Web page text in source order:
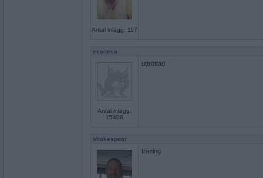
Antal inlägg: 117
eva-leva
Antal inlägg:
15408
uttröttad
shakespear
träning